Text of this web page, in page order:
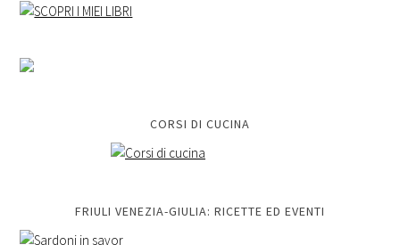
CORSI DI CUCINA
FRIULI VENEZIA-GIULIA: RICETTE ED EVENTI